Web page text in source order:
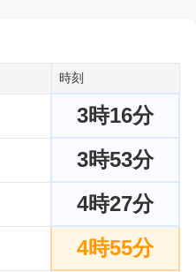
時刻
3時16分
3時53分
4時27分
4時55分